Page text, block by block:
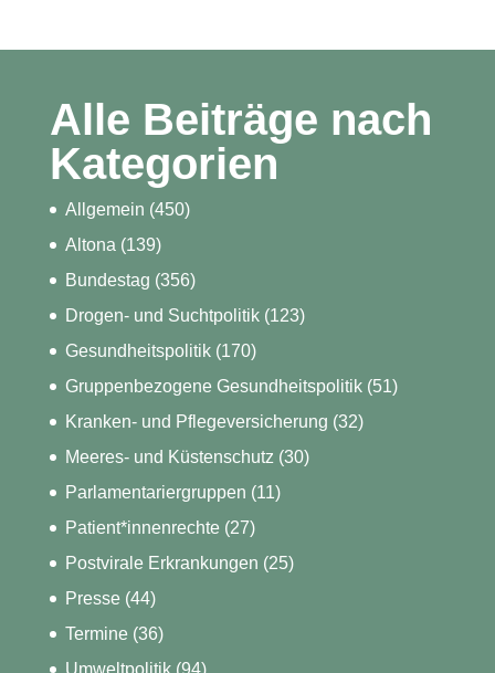
Alle Beiträge nach
Kategorien
Allgemein (450)
Altona (139)
Bundestag (356)
Drogen- und Suchtpolitik(123)
Gesundheitspolitik(170)
Gruppenbezogene Gesundheitspolitik(51)
Kranken- und Pflegeversicherung (32)
Meeres- und Küstenschutz (30)
Parlamentariergruppen (11)
Patient*innenrechte(27)
Postvirale Erkrankungen (25)
Presse(44)
Termine(36)
Umweltpolitik(94)